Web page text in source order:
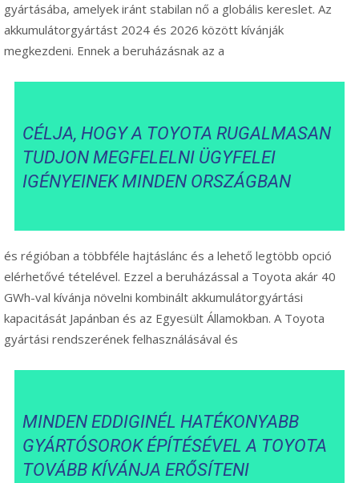
gyártásába, amelyek iránt stabilan nő a globális kereslet. Az
akkumulátorgyártást 2024 és 2026 között kívánják
megkezdeni. Ennek a beruházásnak az a
CÉLJA, HOGY A TOYOTA RUGALMASAN
TUDJON MEGFELELNI ÜGYFELEI
IGÉNYEINEK MINDEN ORSZÁGBAN
és régióban a többféle hajtáslánc és a lehető legtöbb opció
elérhetővé tételével. Ezzel a beruházással a Toyota akár 40
GWh-val kívánja növelni kombinált akkumulátorgyártási
kapacitását Japánban és az Egyesült Államokban. A Toyota
gyártási rendszerének felhasználásával és
MINDEN EDDIGINÉL HATÉKONYABB
GYÁRTÓSOROK ÉPÍTÉSÉVEL A TOYOTA
TOVÁBB KÍVÁNJA ERŐSÍTENI